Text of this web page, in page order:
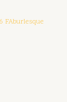
FAburlesque